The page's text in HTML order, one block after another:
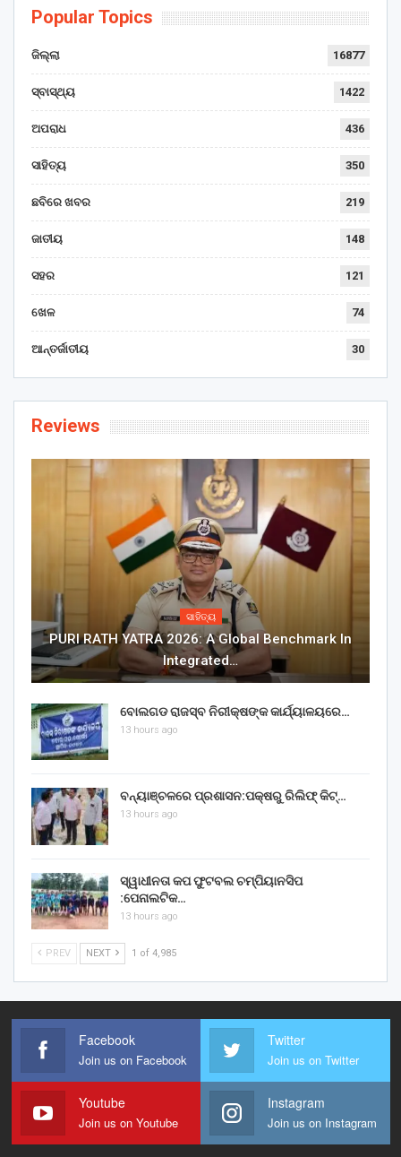
Popular Topics
ଜିଲ୍ଲା 16877
ସ୍ବାସ୍ଥ୍ୟ 1422
ଅପରାଧ 436
ସାହିତ୍ୟ 350
ଛବିରେ ଖବର 219
ଜାତୀୟ 148
ସହର 121
ଖେଳ 74
ଆନ୍ତର୍ଜାତୀୟ 30
Reviews
ସାହିତ୍ୟ
PURI RATH YATRA 2026: A Global Benchmark In
Integrated…
ବୋଲଗଡ ରାଜସ୍ବ ନିରୀକ୍ଷଙ୍କ କାର୍ଯ୍ୟାଳୟରେ…
13 hours ago
ବନ୍ୟାଞ୍ଚଳରେ ପ୍ରଶାସନ:ପକ୍ଷରୁ ରିଲିଫ୍ କିଟ୍…
13 hours ago
ସ୍ୱାଧୀନତା କପ ଫୁଟବଲ ଚମ୍ପିୟାନସିପ
:ପେନାଲଟିକ…
13 hours ago
PREV NEXT 1 of 4,985
Facebook
Join us on Facebook
Twitter
Join us on Twitter
Youtube
Join us on Youtube
Instagram
Join us on Instagram